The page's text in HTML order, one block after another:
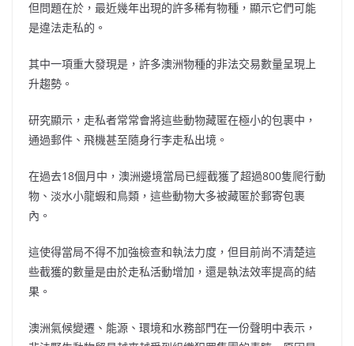
但問題在於，最近幾年出現的許多稀有物種，顯示它們可能
是違法走私的。
其中一項重大發現是，許多澳洲物種的非法交易數量呈現上
升趨勢。
研究顯示，走私者常常會將這些動物藏匿在極小的包裹中，
通過郵件、飛機甚至隨身行李走私出境。
在過去18個月中，澳洲邊境當局已經截獲了超過800隻爬行動
物、淡水小龍蝦和鳥類，這些動物大多被藏匿於郵寄包裹
內。
這使得當局不得不加強檢查和執法力度，但目前尚不清楚這
些截獲的數量是由於走私活動增加，還是執法效率提高的結
果。
澳洲氣候變遷、能源、環境和水務部門在一份聲明中表示，